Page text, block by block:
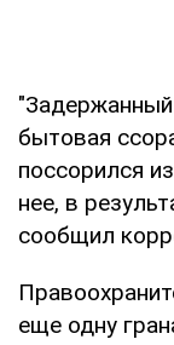
бытовая
поссорился
нее, в
сообщил
еще одну